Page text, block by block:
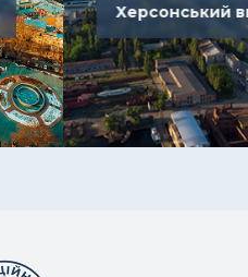
Херсонський